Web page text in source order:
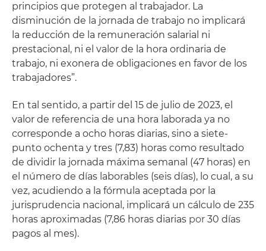
principios que protegen al trabajador. La
disminución de la jornada de trabajo no implicará
la reducción de la remuneración salarial ni
prestacional, ni el valor de la hora ordinaria de
trabajo, ni exonera de obligaciones en favor de los
trabajadores”.
En tal sentido, a partir del 15 de julio de 2023, el
valor de referencia de una hora laborada ya no
corresponde a ocho horas diarias, sino a siete-
punto ochenta y tres (7,83) horas como resultado
de dividir la jornada máxima semanal (47 horas) en
el número de días laborables (seis días), lo cual, a su
vez, acudiendo a la fórmula aceptada por la
jurisprudencia nacional, implicará un cálculo de 235
horas aproximadas (7,86 horas diarias por 30 días
pagos al mes).